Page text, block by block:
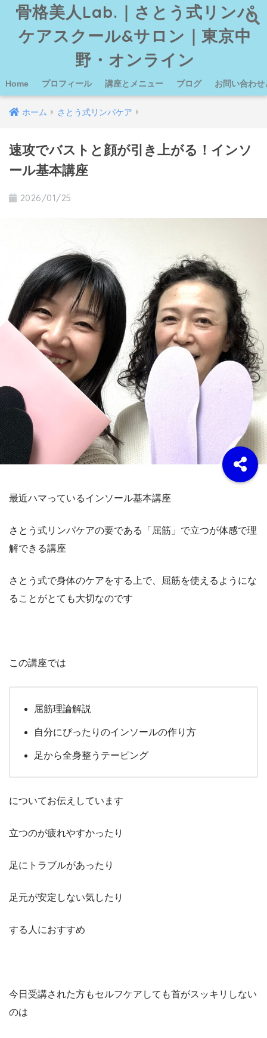
骨格美人Lab.｜さとう式リンパ
ケアスクール&サロン｜東京中
野・オンライン
Home プロフィール 講座とメニュー ブログ お問い合わせ
ホーム さとう式リンパケア
速攻でバストと顔が引き上がる！インソ
ール基本講座
2026/01/25
最近ハマっているインソール基本講座
さとう式リンパケアの要である「屈筋」で立つが体感で理
解できる講座
さとう式で身体のケアをする上で、屈筋を使えるようにな
ることがとても大切なのです
この講座では
屈筋理論解説
自分にぴったりのインソールの作り方
足から全身整うテーピング
についてお伝えしています
立つのが疲れやすかったり
足にトラブルがあったり
足元が安定しない気したり
する人におすすめ
今日受講された方もセルフケアしても首がスッキリしない
のは